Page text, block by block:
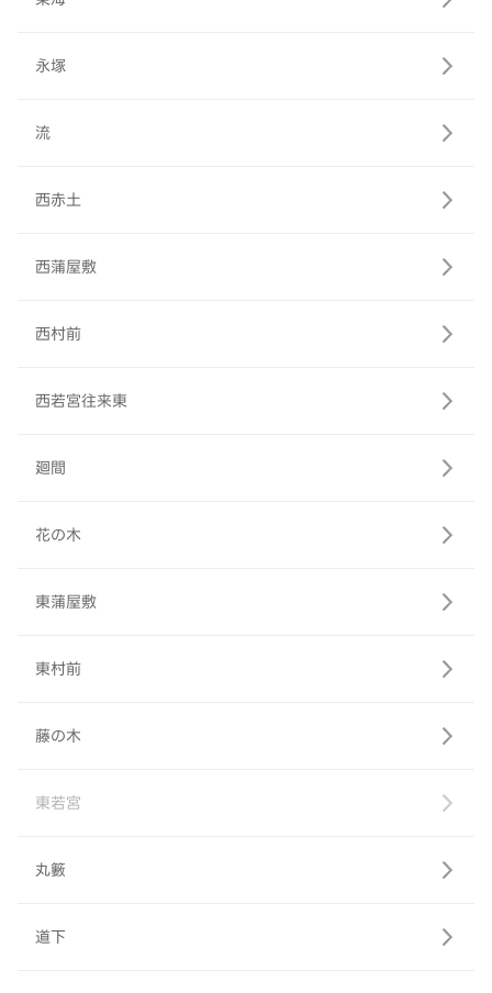
永塚
流
西赤土
西蒲屋敷
西村前
西若宮往来東
廻間
花の木
東蒲屋敷
東村前
藤の木
東若宮
丸籔
道下